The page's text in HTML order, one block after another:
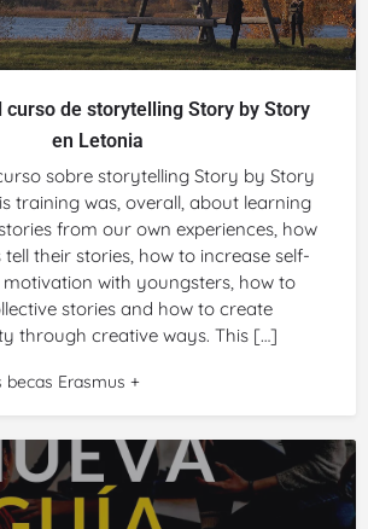
curso de storytelling Story by Story
en Letonia
sobre storytelling Story by Story
training was, overall, about learning
from our own experiences, how
their stories, how to increase self-
with youngsters, how to
stories and how to create
through creative ways. This […]
becas Erasmus +